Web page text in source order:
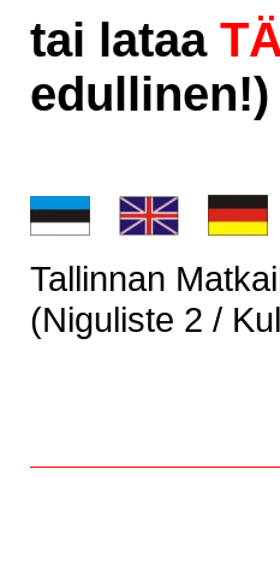
tai lataa
edullinen!)
Tallinnan
(Niguliste 2 /